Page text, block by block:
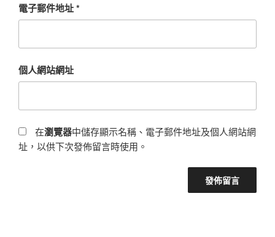
電子郵件地址*
個人網站網址
在瀏覽器中儲存顯示名稱、電子郵件地址及個人網站網
址，以供下次發佈留言時使用。